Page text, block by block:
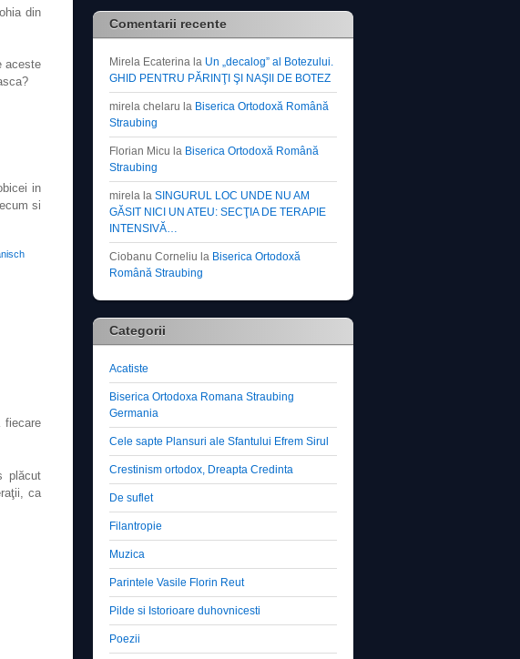
din
aceste
in
si
fiecare
plăcut
ca
Comentarii recente
Mirela Ecaterina la Un „decalog” al Botezului.
GHID PENTRU PĂRINŢI ŞI NAŞII DE BOTEZ
mirela chelaru la Biserica Ortodoxă Română
Straubing
Florian Micu la Biserica Ortodoxă Română
Straubing
mirela la SINGURUL LOC UNDE NU AM
GĂSIT NICI UN ATEU: SECŢIA DE TERAPIE
INTENSIVĂ…
Ciobanu Corneliu la Biserica Ortodoxă
Română Straubing
Categorii
Acatiste
Biserica Ortodoxa Romana Straubing
Germania
Cele sapte Plansuri ale Sfantului Efrem Sirul
Crestinism ortodox, Dreapta Credinta
De suflet
Filantropie
Muzica
Parintele Vasile Florin Reut
Pilde si Istorioare duhovnicesti
Poezii